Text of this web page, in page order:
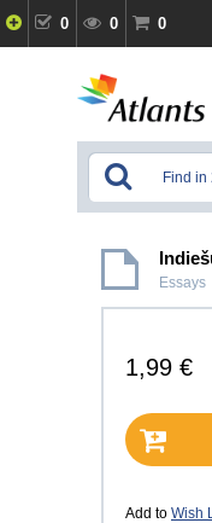
0 0 0
Essays
1,99 €
Add to Wish